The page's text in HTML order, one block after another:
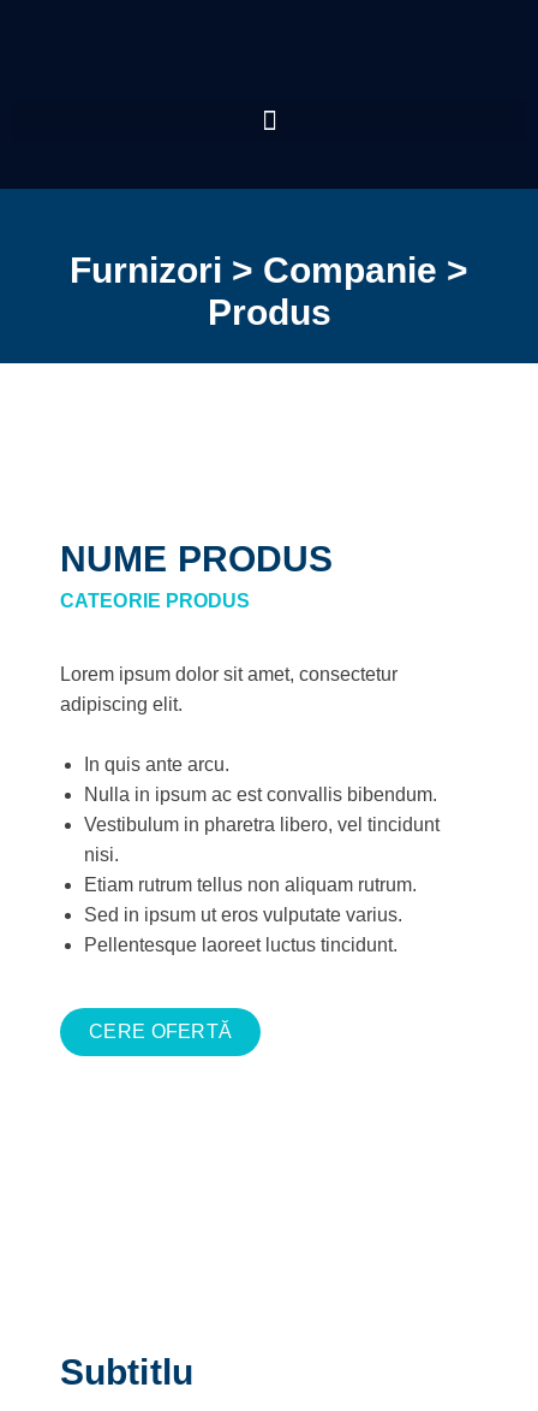
Furnizori > Companie >
Produs
NUME PRODUS
CATEORIE PRODUS
Lorem ipsum dolor sit amet, consectetur
adipiscing elit.
In quis ante arcu.
Nulla in ipsum ac est convallis bibendum.
Vestibulum in pharetra libero, vel tincidunt
nisi.
Etiam rutrum tellus non aliquam rutrum.
Sed in ipsum ut eros vulputate varius.
Pellentesque laoreet luctus tincidunt.
CERE OFERTĂ
Subtitlu